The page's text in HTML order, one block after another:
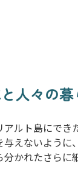
人々の暮
アルト島にでき
与えないように
分かれたさらに